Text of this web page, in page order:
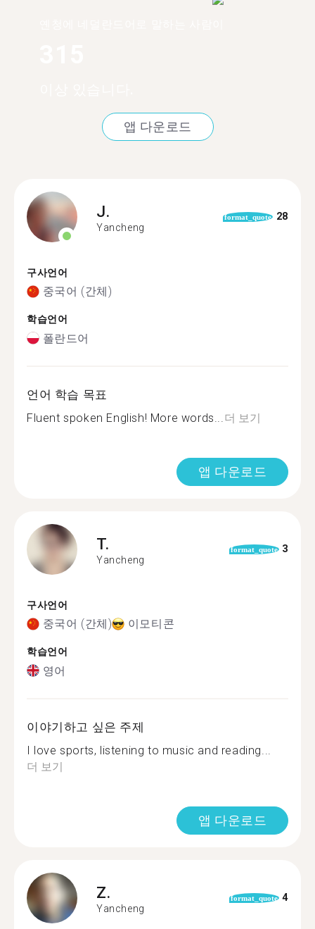
앱 다운로드
J.
Yancheng
format_quote 28
구사언어
중국어 (간체)
학습언어
폴란드어
언어 학습 목표
Fluent spoken English! More words... 더 보기
앱 다운로드
T.
Yancheng
format_quote 3
구사언어
중국어 (간체) 이모티콘
학습언어
영어
이야기하고 싶은 주제
I love sports, listening to music and reading...
더 보기
앱 다운로드
Z.
Yancheng
format_quote 4